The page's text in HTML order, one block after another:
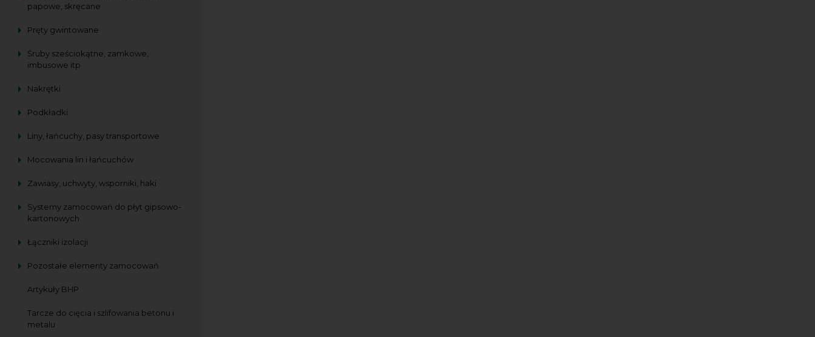
papowe, skręcane
Pręty gwintowane
Śruby sześciokątne, zamkowe,
imbusowe itp
Nakrętki
Podkładki
Liny, łańcuchy, pasy transportowe
Mocowania lin i łańcuchów
Zawiasy, uchwyty, wsporniki, haki
Systemy zamocowań do płyt gipsowo-
kartonowych
Łączniki izolacji
Pozostałe elementy zamocowań
Artykuły BHP
Tarcze do cięcia i szlifowania betonu i
metalu